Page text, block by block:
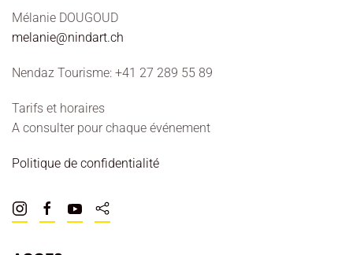
Mélanie DOUGOUD
melanie@nindart.ch
Nendaz Tourisme: +41 27 289 55 89
Tarifs et horaires
A consulter pour chaque événement
Politique de confidentialité